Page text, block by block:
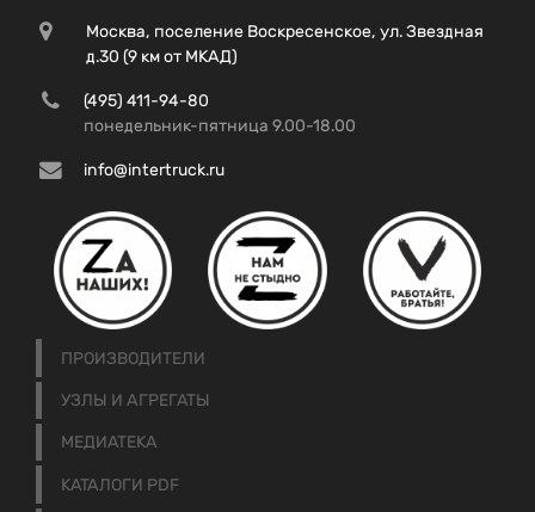
Москва, поселение Воскресенское, ул. Звездная
д.30 (9 км от МКАД)
(495) 411-94-80
понедельник-пятница 9.00-18.00
info@intertruck.ru
ПРОИЗВОДИТЕЛИ
УЗЛЫ И АГРЕГАТЫ
МЕДИАТЕКА
КАТАЛОГИ PDF